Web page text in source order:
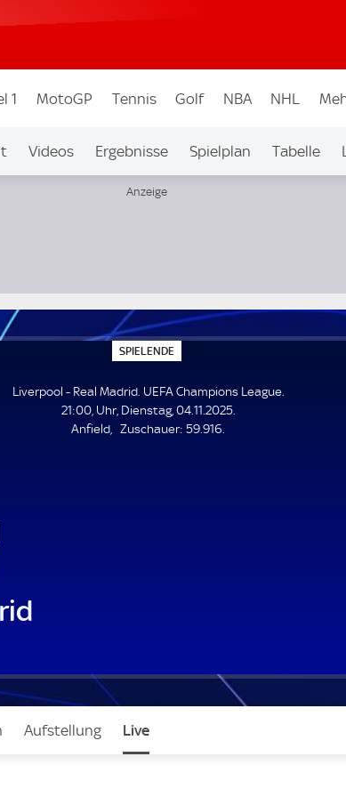
1 MotoGP Tennis Golf NBA NHL
Videos Ergebnisse Spielplan Tabelle
SPIELENDE
P
E
L
E
N
Liverpool - Real Madrid. UEFA Champions League.
21:00, Uhr, Dienstag, 04.11.2025.
Anfield
Zuschauer: Z
59.916.
Aufstellung Live